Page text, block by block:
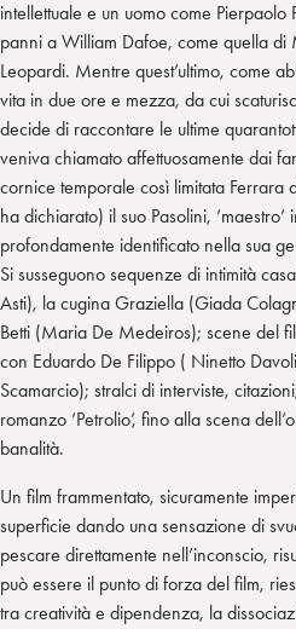
intellettuale e un uomo come
panni a William Dafoe, come quella
Leopardi. Mentre quest’ultimo, come
vita in due ore e mezza, da cui
decide di raccontare le ultime
veniva chiamato affettuosamente dai
cornice temporale così limitata Ferrara
ha dichiarato) il suo Pasolini,
profondamente identificato nella sua
Si susseguono sequenze di intimità
Asti), la cugina Graziella (Giada
Betti (Maria De Medeiros); scene del
con Eduardo De Filippo ( Ninetto
Scamarcio); stralci di interviste,
romanzo ‘Petrolio’, fino alla scena
banalità.
Un film frammentato, sicuramente
superficie dando una sensazione di
pescare direttamente nell’inconscio,
può essere il punto di forza del film,
tra creatività e dipendenza, la